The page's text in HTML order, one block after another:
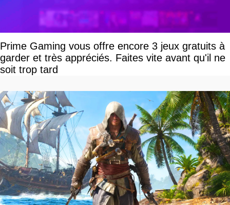
Prime Gaming vous offre encore 3 jeux gratuits à
garder et très appréciés. Faites vite avant qu'il ne
soit trop tard